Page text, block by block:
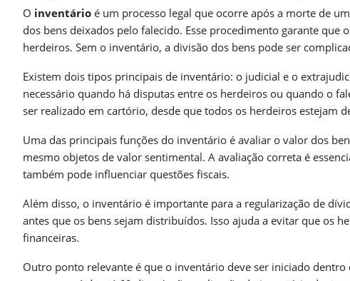
O inventário é um processo legal que ocorre após a morte de
dos bens deixados pelo falecido. Esse procedimento garante
herdeiros. Sem o inventário, a divisão dos bens pode ser
Existem dois tipos principais de inventário: o judicial e o
necessário quando há disputas entre os herdeiros ou quando o
ser realizado em cartório, desde que todos os herdeiros estejam
Uma das principais funções do inventário é avaliar o valor dos
mesmo objetos de valor sentimental. A avaliação correta é
também pode influenciar questões fiscais.
Além disso, o inventário é importante para a regularização de
antes que os bens sejam distribuídos. Isso ajuda a evitar que os
financeiras.
Outro ponto relevante é que o inventário deve ser iniciado